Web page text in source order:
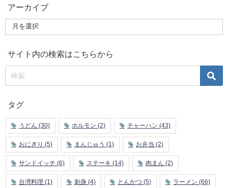
アーカイブ
サイト内の検索はこちらから
タグ
うどん (30) ホルモン (2) チャーハン (43)
おにぎり (5) まんじゅう (1) お弁当 (2)
サンドイッチ (6) ステーキ (14) 肉まん (2)
台湾料理 (1) 刺身 (4) とんかつ (5) ラーメン (66)